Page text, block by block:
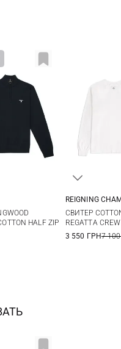
HALF ZIP
XXL
REIGNING
СВИТЕР
REGATTA
3 550 ГРН7